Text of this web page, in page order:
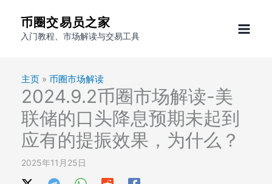
币圈交易员之家
入门教程、市场解读与交易工具
主页 » 币圈市场解读
2024.9.2币圈市场解读-美
联储的口头降息预期未起到
应有的提振效果，为什么？
2025年11月25日